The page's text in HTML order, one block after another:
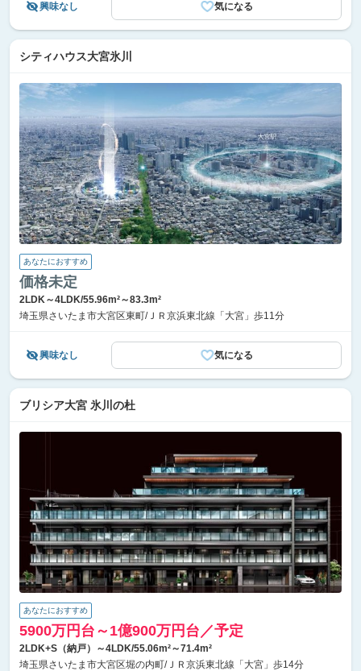
興味なし 気になる
シティハウス大宮氷川
あなたにおすすめ
価格未定
2LDK～4LDK/55.96m²～83.3m²
埼玉県さいたま市大宮区東町/ＪＲ京浜東北線「大宮」歩11分
興味なし 気になる
ブリシア大宮 氷川の杜
あなたにおすすめ
5900万円台～1億900万円台／予定
2LDK+S（納戸）～4LDK/55.06m²～71.4m²
埼玉県さいたま市大宮区堀の内町/ＪＲ京浜東北線「大宮」歩14分